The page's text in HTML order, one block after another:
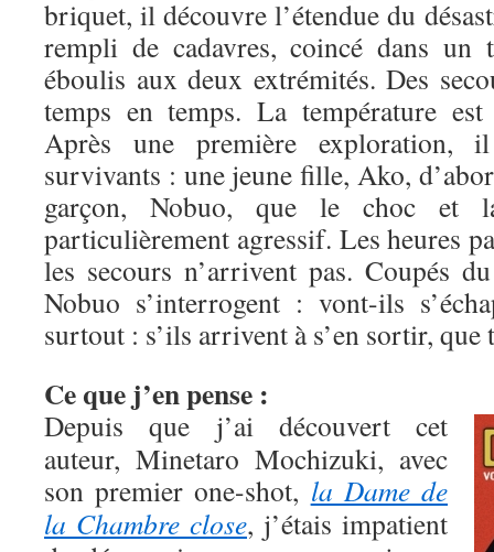
briquet, il découvre l’étendue du
rempli de cadavres, coincé dans un
éboulis aux deux extrémités. Des
temps en temps. La température est
Après une première exploration,
survivants : une jeune fille, Ako,
garçon, Nobuo, que le choc et
particulièrement agressif. Les heures
les secours n’arrivent pas. Coupés
Nobuo s’interrogent : vont-ils
surtout : s’ils arrivent à s’en sortir,
Ce que j’en pense :
Depuis que j’ai découvert cet
auteur, Minetaro Mochizuki, avec
son premier one-shot, la Dame de
la Chambre close, j’étais impatient